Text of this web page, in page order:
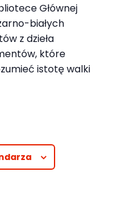
Głównej
białych
z dzieła
które
istotę walki